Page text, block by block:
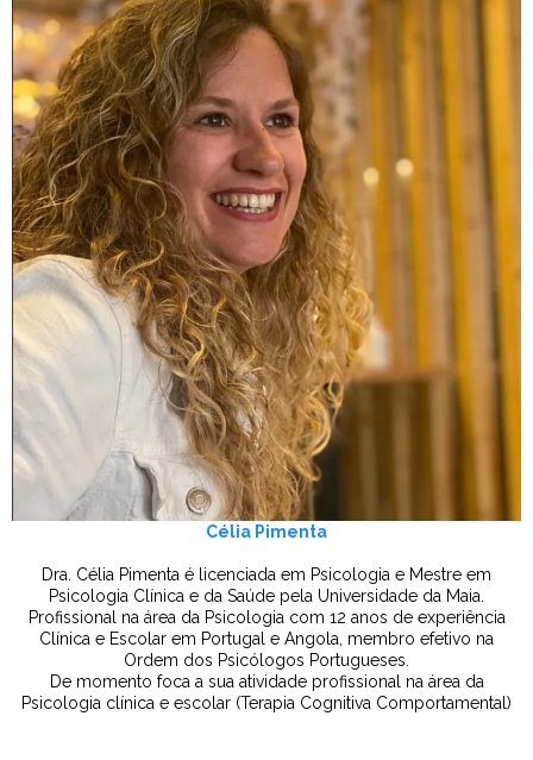
Célia Pimenta
Dra. Célia Pimenta é licenciada em Psicologia e Mestre em
Psicologia Clínica e da Saúde pela Universidade da Maia.
Profissional na área da Psicologia com 12 anos de experiência
Clínica e Escolar em Portugal e Angola, membro efetivo na
Ordem dos Psicólogos Portugueses.
De momento foca a sua atividade profissional na área da
Psicologia clínica e escolar (Terapia Cognitiva Comportamental)